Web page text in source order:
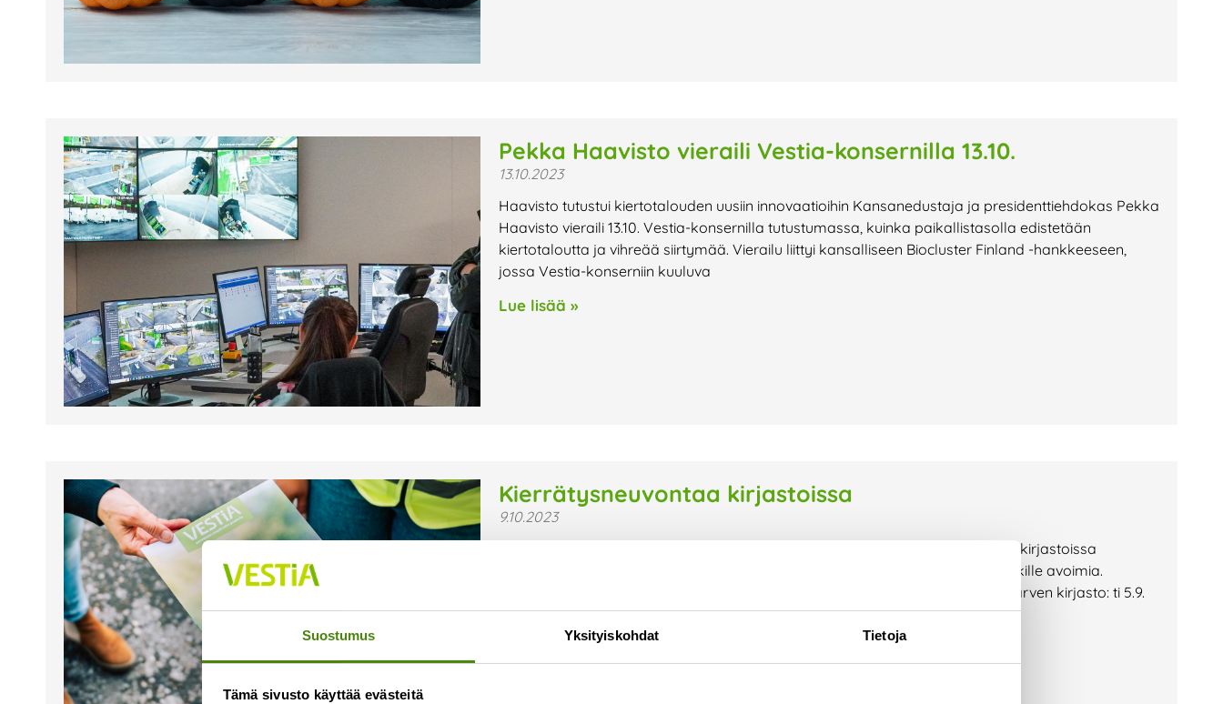
Suostumus Yksityiskohdat Tietoja
Tämä sivusto käyttää evästeitä
Pekka Haavisto vieraili Vestia-konsernilla 13.10.
13.10.2023
Haavisto tutustui kiertotalouden uusiin innovaatioihin Kansanedustaja ja presidenttiehdokas Pekka
Haavisto vieraili 13.10. Vestia-konsernilla tutustumassa, kuinka paikallistasolla edistetään
kiertotaloutta ja vihreää siirtymää. Vierailu liittyi kansalliseen Biocluster Finland -hankkeeseen,
jossa Vestia-konserniin kuuluva
Lue lisää »
Kierrätysneuvontaa kirjastoissa
9.10.2023
Kierrätysneuvojamme Suvi Kontio kiertää syksyn aikana omistajakuntiemme kirjastoissa
pitämässä kierrätysneuvontatilaisuuksia. Tilaisuudet ovat maksuttomia ja kaikille avoimia.
Tervetuloa! Aikataulu ja paikkakunnat Pyhäjoen kirjasto: ke 30.8. klo 18 Pyhäjärven kirjasto: ti 5.9.
Lue lisää »